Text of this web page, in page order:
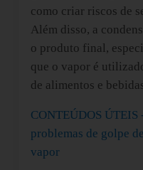
como criar riscos de
Além disso, a
o produto final,
que o vapor é
de alimentos e
CONTEÚDOS
problemas de golpe
vapor